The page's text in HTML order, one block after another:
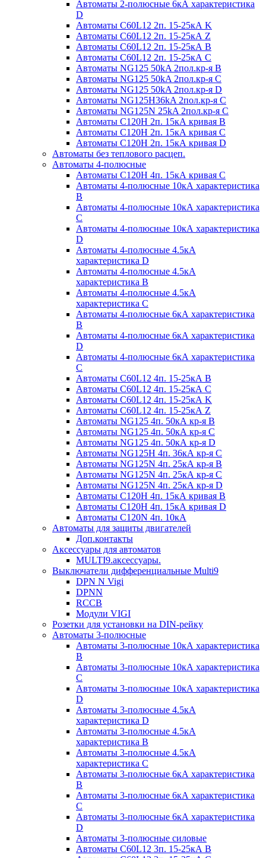
Автоматы 2-полюсные 6кА характеристика
D
Автоматы C60L12 2п. 15-25кА K
Автоматы C60L12 2п. 15-25кА Z
Автоматы C60L12 2п. 15-25кА B
Автоматы C60L12 2п. 15-25кА C
Автоматы NG125 50kA 2пол.кр-я B
Автоматы NG125 50kA 2пол.кр-я C
Автоматы NG125 50kA 2пол.кр-я D
Автоматы NG125H36kA 2пол.кр-я C
Автоматы NG125N 25kA 2пол.кр-я C
Автоматы С120H 2п. 15кА кривая B
Автоматы С120H 2п. 15кА кривая C
Автоматы С120H 2п. 15кА кривая D
Автоматы без теплового расцеп.
Автоматы 4-полюсные
Автоматы С120H 4п. 15кА кривая C
Автоматы 4-полюсные 10кА характеристика
B
Автоматы 4-полюсные 10кА характеристика
C
Автоматы 4-полюсные 10кА характеристика
D
Автоматы 4-полюсные 4.5кА
характеристика D
Автоматы 4-полюсные 4.5кА
характеристика В
Автоматы 4-полюсные 4.5кА
характеристика С
Автоматы 4-полюсные 6кА характеристика
B
Автоматы 4-полюсные 6кА характеристика
D
Автоматы 4-полюсные 6кА характеристика
С
Автоматы C60L12 4п. 15-25кА B
Автоматы C60L12 4п. 15-25кА C
Автоматы C60L12 4п. 15-25кА K
Автоматы C60L12 4п. 15-25кА Z
Автоматы NG125 4п. 50кА кр-я B
Автоматы NG125 4п. 50кА кр-я C
Автоматы NG125 4п. 50кА кр-я D
Автоматы NG125H 4п. 36кА кр-я C
Автоматы NG125N 4п. 25кА кр-я B
Автоматы NG125N 4п. 25кА кр-я C
Автоматы NG125N 4п. 25кА кр-я D
Автоматы С120H 4п. 15кА кривая B
Автоматы С120H 4п. 15кА кривая D
Автоматы С120N 4п. 10кА
Автоматы для защиты двигателей
Доп.контакты
Аксессуары для автоматов
MULTI9.аксессуары.
Выключатели дифференциальные Multi9
DPN N Vigi
DPNN
RCCB
Модули VIGI
Розетки для установки на DIN-рейку
Автоматы 3-полюсные
Автоматы 3-полюсные 10кА характеристика
B
Автоматы 3-полюсные 10кА характеристика
C
Автоматы 3-полюсные 10кА характеристика
D
Автоматы 3-полюсные 4.5кА
характеристика D
Автоматы 3-полюсные 4.5кА
характеристика В
Автоматы 3-полюсные 4.5кА
характеристика С
Автоматы 3-полюсные 6кА характеристика
B
Автоматы 3-полюсные 6кА характеристика
C
Автоматы 3-полюсные 6кА характеристика
D
Автоматы 3-полюсные силовые
Автоматы C60L12 3п. 15-25кА B